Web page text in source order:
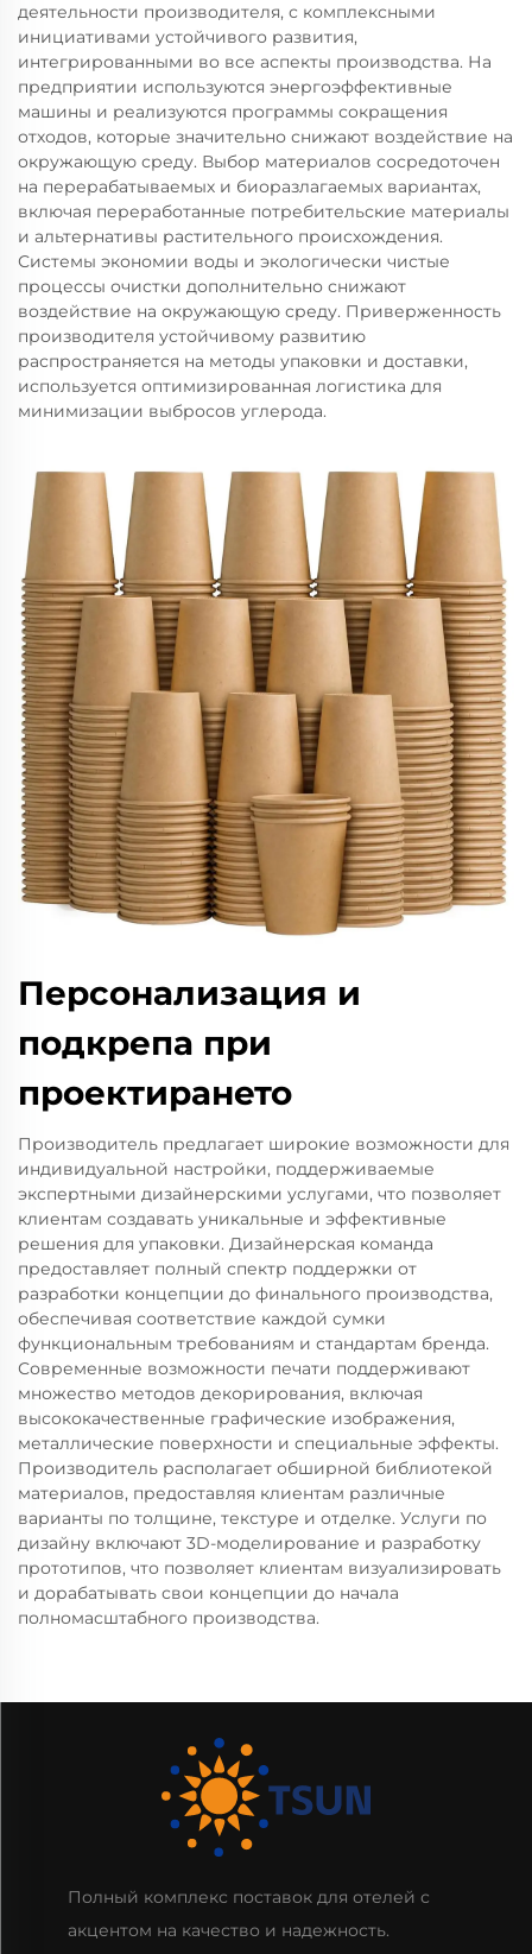
деятельности производителя, с комплексными
инициативами устойчивого развития,
интегрированными во все аспекты производства. На
предприятии используются энергоэффективные
машины и реализуются программы сокращения
отходов, которые значительно снижают воздействие на
окружающую среду. Выбор материалов сосредоточен
на перерабатываемых и биоразлагаемых вариантах,
включая переработанные потребительские материалы
и альтернативы растительного происхождения.
Системы экономии воды и экологически чистые
процессы очистки дополнительно снижают
воздействие на окружающую среду. Приверженность
производителя устойчивому развитию
распространяется на методы упаковки и доставки,
используется оптимизированная логистика для
минимизации выбросов углерода.
Персонализация и
подкрепа при
проектирането
Производитель предлагает широкие возможности для
индивидуальной настройки, поддерживаемые
экспертными дизайнерскими услугами, что позволяет
клиентам создавать уникальные и эффективные
решения для упаковки. Дизайнерская команда
предоставляет полный спектр поддержки от
разработки концепции до финального производства,
обеспечивая соответствие каждой сумки
функциональным требованиям и стандартам бренда.
Современные возможности печати поддерживают
множество методов декорирования, включая
высококачественные графические изображения,
металлические поверхности и специальные эффекты.
Производитель располагает обширной библиотекой
материалов, предоставляя клиентам различные
варианты по толщине, текстуре и отделке. Услуги по
дизайну включают 3D-моделирование и разработку
прототипов, что позволяет клиентам визуализировать
и дорабатывать свои концепции до начала
полномасштабного производства.
Полный комплекс поставок для отелей с
акцентом на качество и надежность.